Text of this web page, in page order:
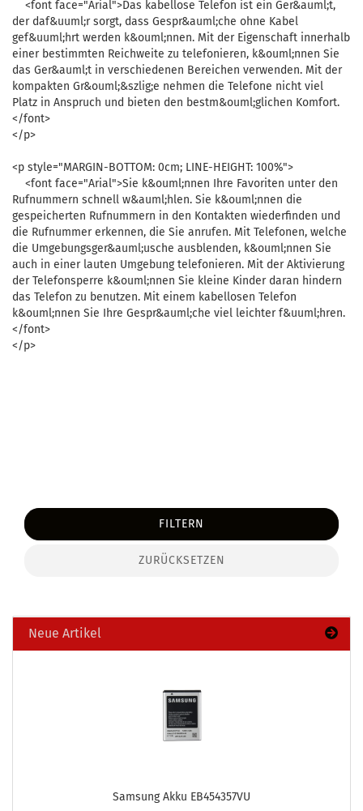
<font face="Arial">Das kabellose Telefon ist ein Ger&auml;t,
der daf&uuml;r sorgt, dass Gespr&auml;che ohne Kabel
gef&uuml;hrt werden k&ouml;nnen. Mit der Eigenschaft innerhalb
einer bestimmten Reichweite zu telefonieren, k&ouml;nnen Sie
das Ger&auml;t in verschiedenen Bereichen verwenden. Mit der
kompakten Gr&ouml;&szlig;e nehmen die Telefone nicht viel
Platz in Anspruch und bieten den bestm&ouml;glichen Komfort.
</font>
</p>
<p style="MARGIN-BOTTOM: 0cm; LINE-HEIGHT: 100%">
<font face="Arial">Sie k&ouml;nnen Ihre Favoriten unter den
Rufnummern schnell w&auml;hlen. Sie k&ouml;nnen die
gespeicherten Rufnummern in den Kontakten wiederfinden und
die Rufnummer erkennen, die Sie anrufen. Mit Telefonen, welche
die Umgebungsger&auml;usche ausblenden, k&ouml;nnen Sie
auch in einer lauten Umgebung telefonieren. Mit der Aktivierung
der Telefonsperre k&ouml;nnen Sie kleine Kinder daran hindern
das Telefon zu benutzen. Mit einem kabellosen Telefon
k&ouml;nnen Sie Ihre Gespr&auml;che viel leichter f&uuml;hren.
</font>
</p>
FILTERN
ZURÜCKSETZEN
Neue Artikel
Sam­sung Akku EB454357VU